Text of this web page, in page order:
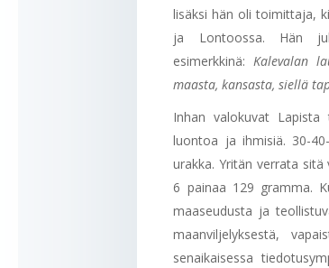
lisäksi hän oli toimittaja,
ja Lontoossa. Hän
esimerkkinä:Kalevalan
maasta, kansasta, siellä
Inhan valokuvat Lapista
luontoa ja ihmisiä. 30-
urakka. Yritän verrata
6 painaa 129 gramma.
maaseudusta ja
maanviljelyksestä,
senaikaisessa